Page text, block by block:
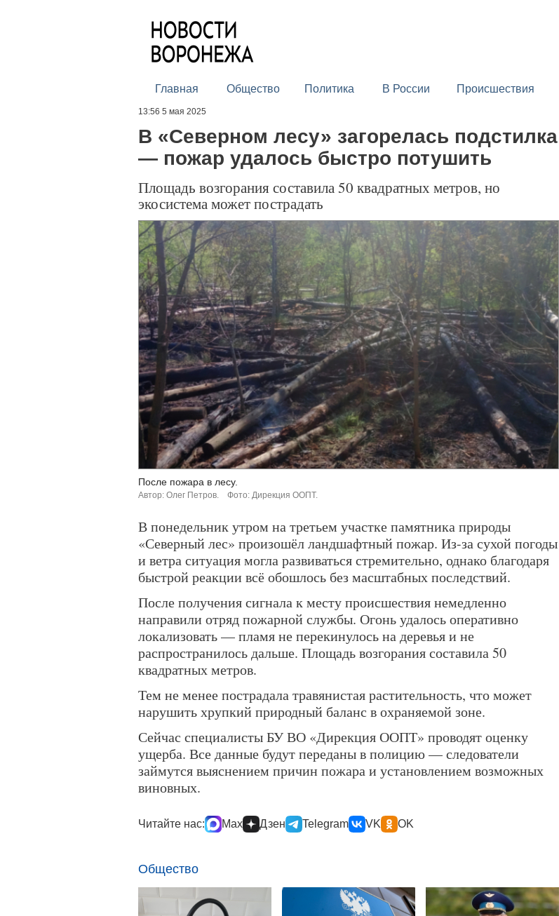
Главная Общество Политика В России Происшествия
13:56 5 мая 2025
В «Северном лесу» загорелась подстилка
— пожар удалось быстро потушить
Площадь возгорания составила 50 квадратных метров, но
экосистема может пострадать
После пожара в лесу.
Автор: Олег Петров. Фото: Дирекция ООПТ.
В понедельник утром на третьем участке памятника природы
«Северный лес» произошёл ландшафтный пожар. Из-за сухой погоды
и ветра ситуация могла развиваться стремительно, однако благодаря
быстрой реакции всё обошлось без масштабных последствий.
После получения сигнала к месту происшествия немедленно
направили отряд пожарной службы. Огонь удалось оперативно
локализовать — пламя не перекинулось на деревья и не
распространилось дальше. Площадь возгорания составила 50
квадратных метров.
Тем не менее пострадала травянистая растительность, что может
нарушить хрупкий природный баланс в охраняемой зоне.
Сейчас специалисты БУ ВО «Дирекция ООПТ» проводят оценку
ущерба. Все данные будут переданы в полицию — следователи
займутся выяснением причин пожара и установлением возможных
виновных.
Читайте нас: Max Дзен Telegram VK OK
Общество